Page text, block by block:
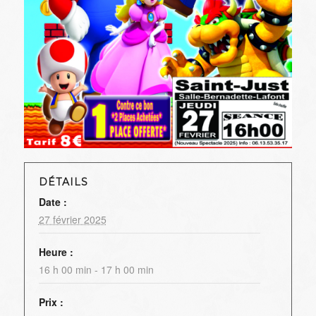
DÉTAILS
Date :
27 février 2025
Heure :
16 h 00 min - 17 h 00 min
Prix :